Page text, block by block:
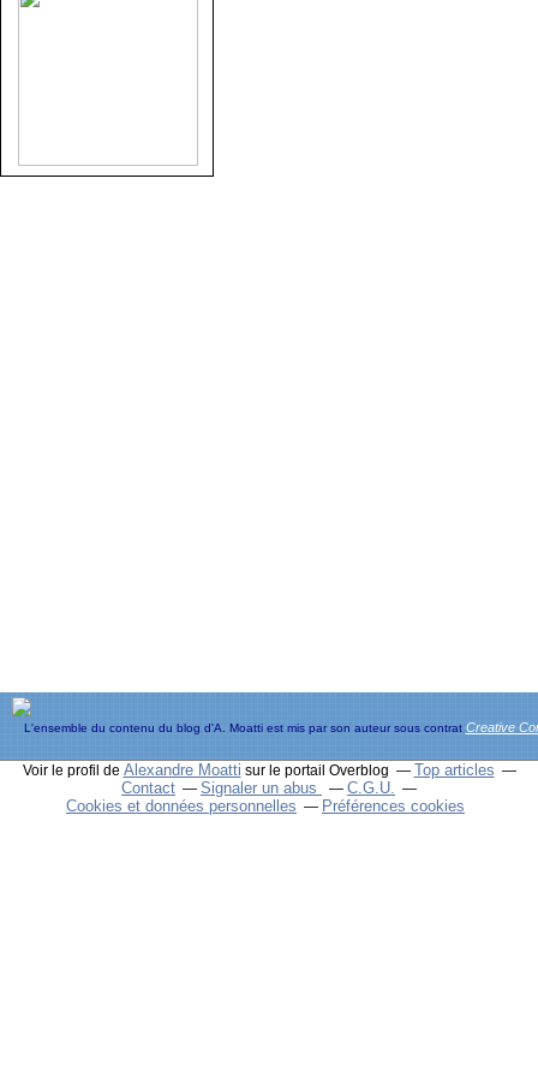
L'ensemble du contenu du blog d'A. Moatti est mis par son auteur sous contrat Creative
Voir le profil de Alexandre Moatti sur le portail Overblog
Top articles
Contact
Signaler un abus
C.G.U.
Cookies et données personnelles
Préférences cookies